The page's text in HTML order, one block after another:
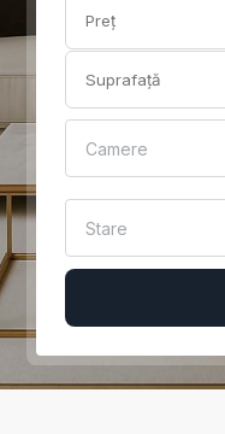
Camere
Stare